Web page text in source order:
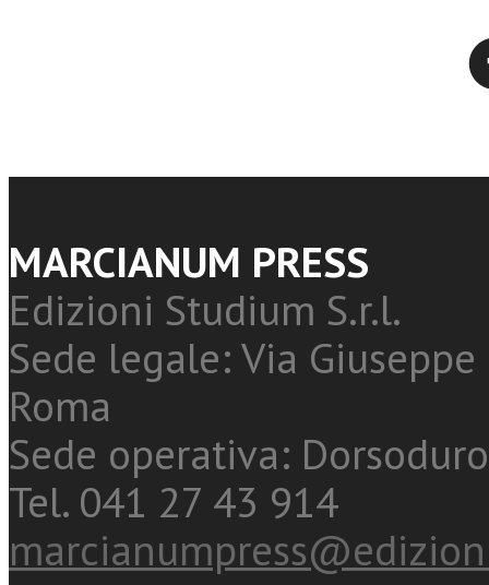
MARCIANUM PRESS
Edizioni Studium S.r.l.
Sede legale: Via
Roma
Sede operativa:
Tel. 041 27 43 914